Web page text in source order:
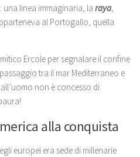
una linea immaginaria, la raya,
al Portogallo, quella
Ercole per segnalare il confine
tra il mar Mediterraneo e
non è concesso di
alla conquista
europei era sede di millenarie